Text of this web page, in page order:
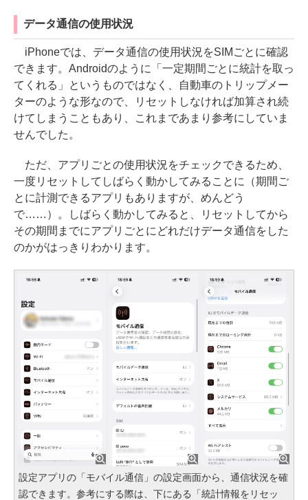
データ通信の使用状況
iPhoneでは、データ通信の使用状況をSIMごとに確認
できます。Androidのように「一定期間ごとに統計を取っ
てくれる」というものではなく、自動車のトリップメー
ターのような形なので、リセットしなければ加算され続
けてしまうこともあり、これまであまり参考にしていま
せんでした。
ただ、アプリごとの使用状況をチェックできるため、
一度リセットしてしばらく動かしてみることに（期間ご
とに計測できるアプリもありますが、めんどう
で……）。しばらく動かしてみると、リセットしてから
その期間までにアプリごとにどれだけデータ通信をした
のかがはっきりわかります。
設定アプリの「モバイル通信」の設定画面から、通信状況を確
認できます。参考にする際は、下にある「統計情報をリセッ